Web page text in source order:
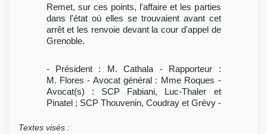
Remet, sur ces points, l'affaire et les parties
dans l'état où elles se trouvaient avant cet
arrêt et les renvoie devant la cour d'appel de
Grenoble.
- Président : M. Cathala - Rapporteur :
M. Flores - Avocat général : Mme Roques -
Avocat(s) : SCP Fabiani, Luc-Thaler et
Pinatel ; SCP Thouvenin, Coudray et Grévy -
Textes visés :